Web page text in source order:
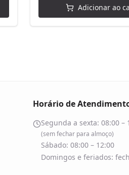
Adicionar ao
Horário de
Segunda a sexta: 08:00 –
(sem fechar para almoço)
Sábado: 08:00 – 12:00
Domingos e feriados: